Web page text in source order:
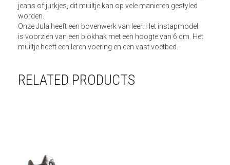
jeans of jurkjes, dit muiltje kan op vele manieren gestyled
worden.
Onze Jula heeft een bovenwerk van leer. Het instapmodel
is voorzien van een blokhak met een hoogte van 6 cm. Het
muiltje heeft een leren voering en een vast voetbed.
RELATED PRODUCTS